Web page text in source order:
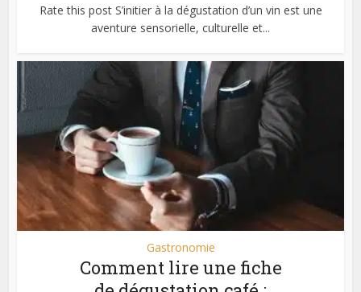
Rate this post S’initier à la dégustation d’un vin est une
aventure sensorielle, culturelle et...
Gastronomie
Comment lire une fiche